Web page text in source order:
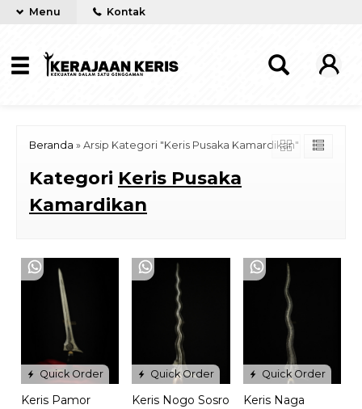
Menu Kontak
Beranda » Arsip Kategori "Keris Pusaka Kamardikan"
Kategori Keris Pusaka
Kamardikan
Quick Order
Keris Pamor
Quick Order
Keris Nogo Sosro
Quick Order
Keris Naga